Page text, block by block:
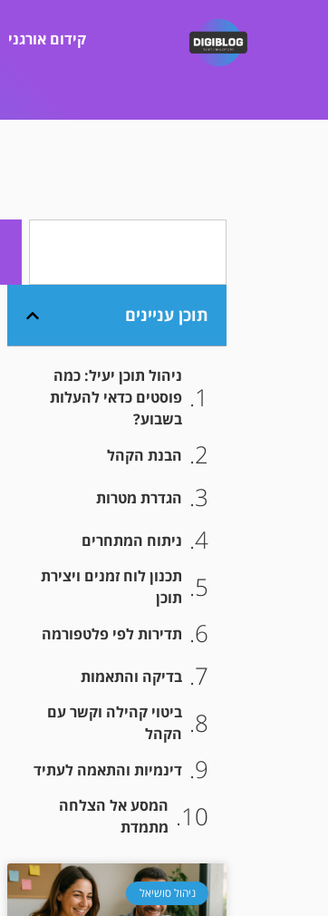
קידום אורגני
תוכן עניינים
ניהול תוכן יעיל: כמה
פוסטים כדאי להעלות
בשבוע?
הבנת הקהל
הגדרת מטרות
ניתוח המתחרים
תכנון לוח זמנים ויצירת
תוכן
תדירות לפי פלטפורמה
בדיקה והתאמות
ביטוי קהילה וקשר עם
הקהל
דינמיות והתאמה לעתיד
המסע אל הצלחה
מתמדת
ניהול סושיאל